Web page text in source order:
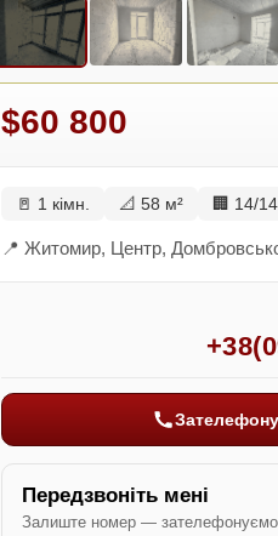
$60 800
🚪 1 кімн. 📐 58 м² 🏢 14/
📍 Житомир, Центр,
Передзвоніть мені
Залиште номер — зателефонуємо